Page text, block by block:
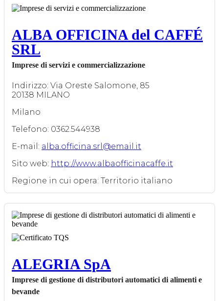
ALBA OFFICINA del CAFFÉ
SRL
Imprese di servizi e commercializzazione
Indirizzo: Via Oreste Salomone, 85
20138 MILANO
Milano
Telefono: 0362.544938
E-mail: alba.officina.srl@email.it
Sito web: http://www.albaofficinacaffe.it
Regione in cui opera: Territorio italiano
ALEGRIA SpA
Imprese di gestione di distributori automatici di alimenti e
bevande